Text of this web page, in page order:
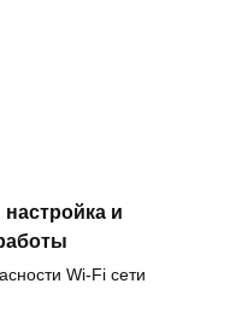
и
Wi-Fi сети